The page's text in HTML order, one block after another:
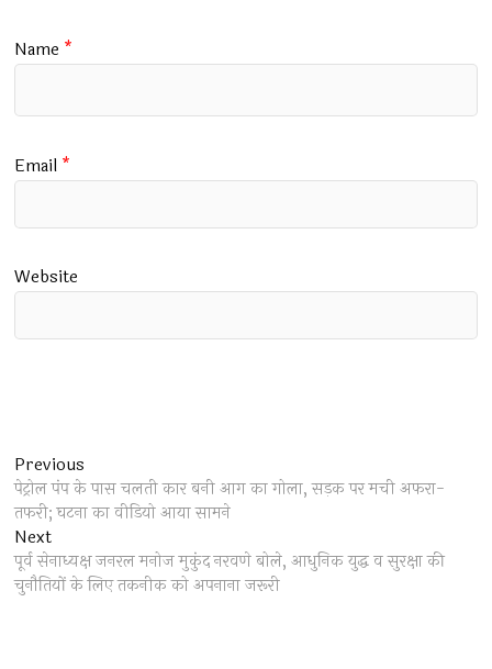
Name *
Email *
Website
Post
navigation
Previous
post:
पेट्रोल पंप के पास चलती कार बनी आग का गोला, सड़क पर मची अफरा-
तफरी; घटना का वीडियो आया सामने
NextNext
post:
पूर्व सेनाध्यक्ष जनरल मनोज मुकुंद नरवणे बोले, आधुनिक युद्ध व सुरक्षा की
चुनौतियों के लिए तकनीक को अपनाना जरूरी